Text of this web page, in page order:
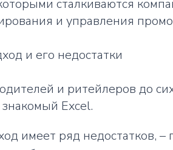
сталкиваются
и управления
и его недостатки
и ритейлеров до
Excel.
имеет ряд недостатков, –